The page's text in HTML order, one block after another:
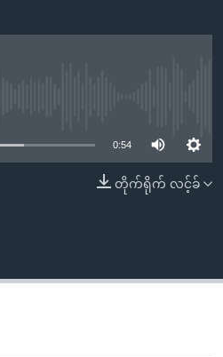
0:54
တိုက်ရိုက် လင့်ခ်